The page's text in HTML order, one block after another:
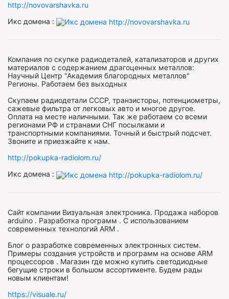
http://novovarshavka.ru
Икс домена :
Компания по скупке радиодеталей, катализаторов и других
материалов с содержанием драгоценных металлов:
Научный Центр "Академия благородных металлов"
Регионы. Работаем без выходных
Скупаем радиодетали СССР, транзисторы, потенциометры,
сажевые фильтра от легковых авто и многое другое.
Оплата на месте наличными. Так же работаем со всеми
регионами РФ и странами СНГ посылками и
транспортными компаниями. Точный и быстрый подсчет.
Звоните и приезжайте к нам.
http://pokupka-radiolom.ru/
Икс домена :
Сайт компании Визуальная электроника. Продажа наборов
arduino . Разработка программ . С использованием
современных технологий ARM .
Блог о разработке современных электронных систем.
Примеры создания устройств и программ на основе ARM
процессоров . Магазин где можно купить светодиодные
бегущие строки в большом ассортименте. Будем рады
новым клиентам!
https://visuale.ru/